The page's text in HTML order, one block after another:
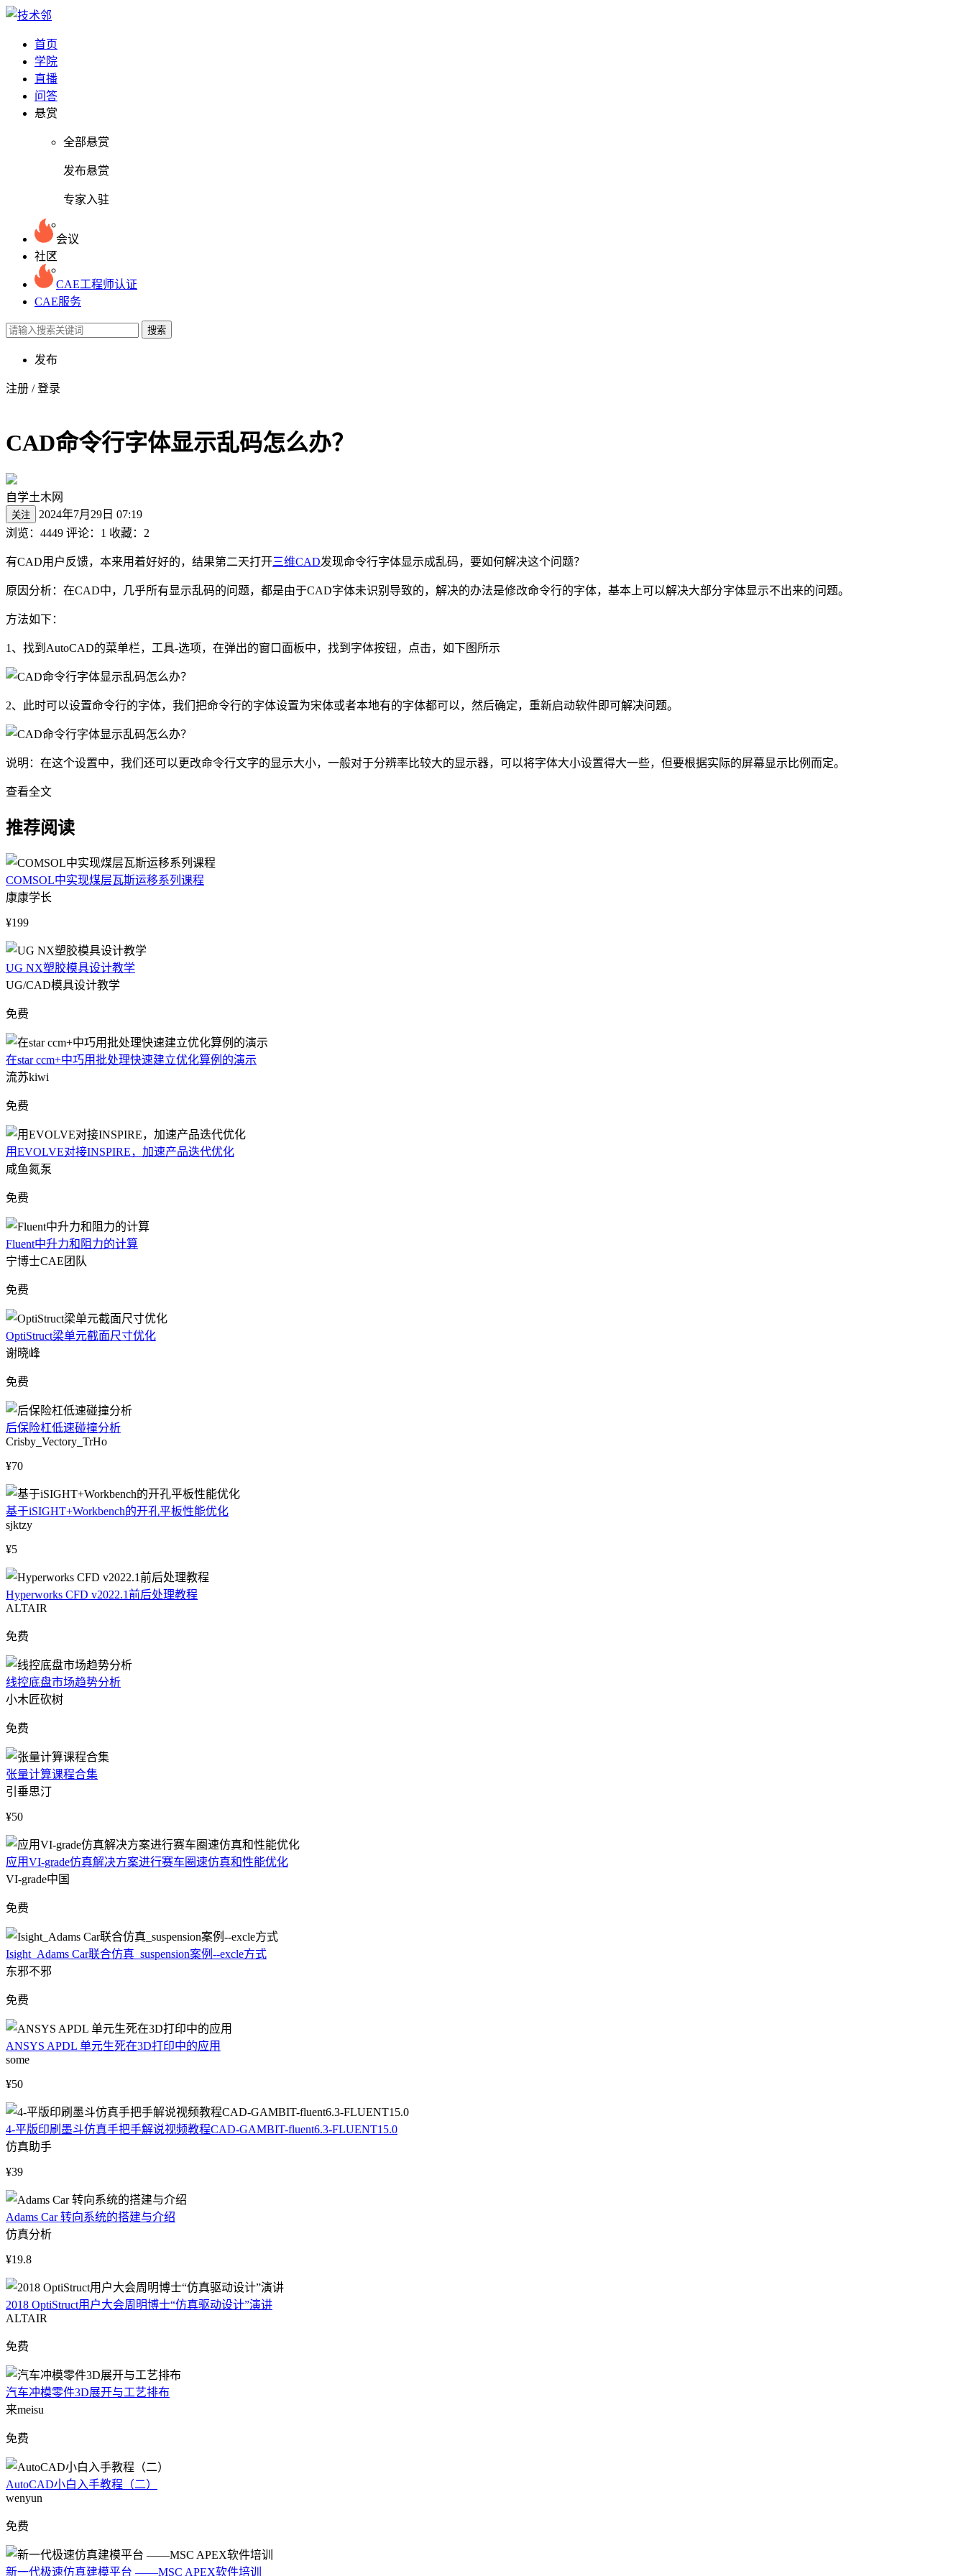
首页
学院
直播
问答
悬赏
全部悬赏
发布悬赏
专家入驻
会议
社区
CAE工程师认证
CAE服务
搜索
发布
注册 /登录
CAD命令行字体显示乱码怎么办？
自学土木网
关注
2024年7月29日 07:19
浏览：4449 评论：1 收藏：2
有CAD用户反馈，本来用着好好的，结果第二天打开三维CAD发现命令行字体显示成乱码，要如何解决这个问题？
原因分析：在CAD中，几乎所有显示乱码的问题，都是由于CAD字体未识别导致的，解决的办法是修改命令行的字体，基本上可以解决大部分字体显示不出来的问题。
方法如下：
1、找到AutoCAD的菜单栏，工具-选项，在弹出的窗口面板中，找到字体按钮，点击，如下图所示
2、此时可以设置命令行的字体，我们把命令行的字体设置为宋体或者本地有的字体都可以，然后确定，重新启动软件即可解决问题。
说明：在这个设置中，我们还可以更改命令行文字的显示大小，一般对于分辨率比较大的显示器，可以将字体大小设置得大一些，但要根据实际的屏幕显示比例而定。
查看全文
推荐阅读
COMSOL中实现煤层瓦斯运移系列课程
康康学长
¥199
UG NX塑胶模具设计教学
UG/CAD模具设计教学
免费
在star ccm+中巧用批处理快速建立优化算例的演示
流苏kiwi
免费
用EVOLVE对接INSPIRE，加速产品迭代优化
咸鱼氮泵
免费
Fluent中升力和阻力的计算
宁博士CAE团队
免费
OptiStruct梁单元截面尺寸优化
谢晓峰
免费
后保险杠低速碰撞分析
Crisby_Vectory_TrHo
¥70
基于iSIGHT+Workbench的开孔平板性能优化
sjktzy
¥5
Hyperworks CFD v2022.1前后处理教程
ALTAIR
免费
线控底盘市场趋势分析
小木匠砍树
免费
张量计算课程合集
引垂思汀
¥50
应用VI-grade仿真解决方案进行赛车圈速仿真和性能优化
VI-grade中国
免费
Isight_Adams Car联合仿真_suspension案例--excle方式
东邪不邪
免费
ANSYS APDL 单元生死在3D打印中的应用
some
¥50
4-平版印刷墨斗仿真手把手解说视频教程CAD-GAMBIT-fluent6.3-FLUENT15.0
仿真助手
¥39
Adams Car 转向系统的搭建与介绍
仿真分析
¥19.8
2018 OptiStruct用户大会周明博士“仿真驱动设计”演讲
ALTAIR
免费
汽车冲模零件3D展开与工艺排布
来meisu
免费
AutoCAD小白入手教程（二）
wenyun
免费
新一代极速仿真建模平台 ——MSC APEX软件培训